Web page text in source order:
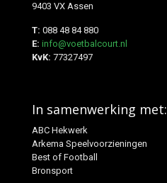
9403 VX Assen
T: 088 48 84 880
E: info@voetbalcourt.nl
KvK: 77327497
In samenwerking met:
ABC Hekwerk
Arkema Speelvoorzieningen
Best of Football
Bronsport